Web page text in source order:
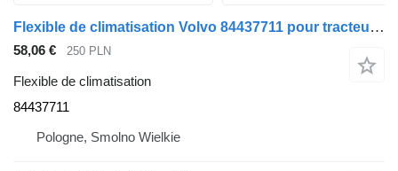
Flexible de climatisation Volvo 84437711 pour tracteur routier Volvo
58,06 € 250 PLN
Flexible de climatisation
84437711
Pologne, Smolno Wielkie